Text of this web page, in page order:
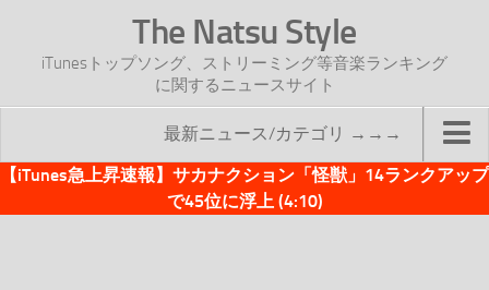
The Natsu Style
iTunesトップソング、ストリーミング等音楽ランキング
に関するニュースサイト
最新ニュース/カテゴリ →→→
TOP
【iTunes急上昇速報】サカナクション「怪獣」14ランクアップ
で45位に浮上 (4:10)